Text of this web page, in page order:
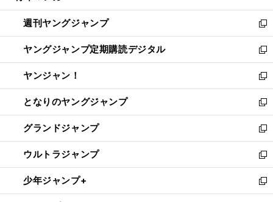
開
く
ウ
で
開
く
ン
ド
ウ
で
開
く
ウ
ィ
ン
ド
ウ
で
開
く
週刊ヤングジャンプ
新
し
い
ウ
ィ
ン
ド
ウ
で
開
く
ヤングジャンプ定期購読デジタル
新
し
い
ウ
ィ
ン
ド
ウ
で
開
く
ヤンジャン！
新
し
い
ウ
ィ
ン
ド
ウ
で
開
となりのヤングジャンプ
新
し
い
ウ
ィ
ン
ド
ウ
グランドジャンプ
新
し
い
ウ
ィ
ン
ウルトラジャンプ
新
し
い
ウ
少年ジャンプ+
新
し